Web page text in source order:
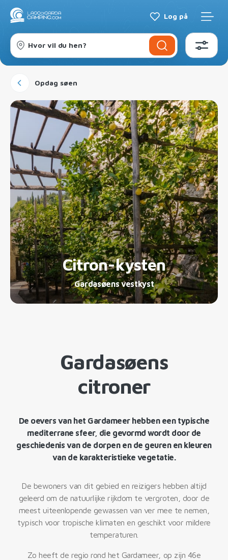
Log på
Hvor vil du hen?
Opdag søen
Citron-kysten
Gardasøens vestkyst
Gardasøens
citroner
De oevers van het Gardameer hebben een typische
mediterrane sfeer, die gevormd wordt door de
geschiedenis van de dorpen en de geuren en kleuren
van de karakteristieke vegetatie.
De bewoners van dit gebied en reizigers hebben altijd
geleerd om de natuurlijke rijkdom te vergroten, door de
meest uiteenlopende gewassen van ver mee te nemen,
typisch voor tropische klimaten en geschikt voor mildere
temperaturen.
Zo heeft de regio rond het Gardameer, op zijn 46e